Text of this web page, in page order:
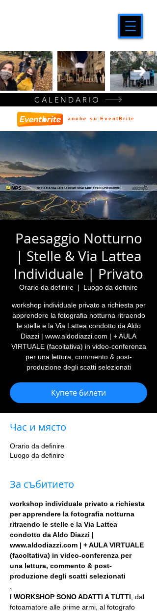
Paesaggio Notturno
| Stelle & Via Lattea
Individuale | Privato
Orario da definire
  |
Luogo da definire
workshop individuale privato a richiesta per
apprendere la fotografia notturna ritraendo
le stelle e la Via Lattea condotto da Aldo
Diazzi | www.aldodiazzi.com | + AULA
VIRTUALE (facoltativa) in video-conferenza
per una lettura, commento & post-
produzione degli scatti selezionati
Купете билети
Час и място
Orario da definire
Luogo da definire
За събитието
workshop individuale privato a richiesta
per apprendere la fotografia notturna
ritraendo le stelle e la Via Lattea
condotto da Aldo Diazzi |
www.aldodiazzi.com | + AULA VIRTUALE
(facoltativa) in video-conferenza per
una lettura, commento & post-
produzione degli scatti selezionati
I WORKSHOP SONO ADATTI A TUTTI , dal
fotoamatore alle prime armi, al fotografo
CALENDARIO
anche su EventBrite